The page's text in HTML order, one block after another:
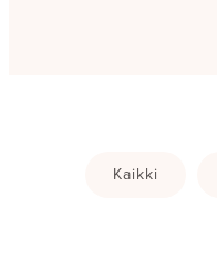
Kaikki